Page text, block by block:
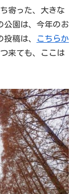
寄った、大きな
公園は、今年のお
稿は、
こちらか
来ても、ここは